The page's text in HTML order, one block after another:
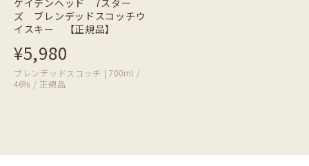
ケイデンヘッド 7スター
ズ ブレンデッドスコッチウ
イスキー 【正規品】
¥5,980
ブレンデッドスコッチ | 700ml /
46% / 正規品